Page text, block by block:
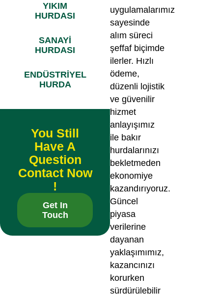
YIKIM
HURDASI
SANAYİ
HURDASI
ENDÜSTRİYEL
HURDA
You Still
Have A
Question
Contact Now
!
Get In
Touch
uygulamalarımız
sayesinde
alım süreci
şeffaf biçimde
ilerler. Hızlı
ödeme,
düzenli lojistik
ve güvenilir
hizmet
anlayışımız
ile bakır
hurdalarınızı
bekletmeden
ekonomiye
kazandırıyoruz.
Güncel
piyasa
verilerine
dayanan
yaklaşımımız,
kazancınızı
korurken
sürdürülebilir